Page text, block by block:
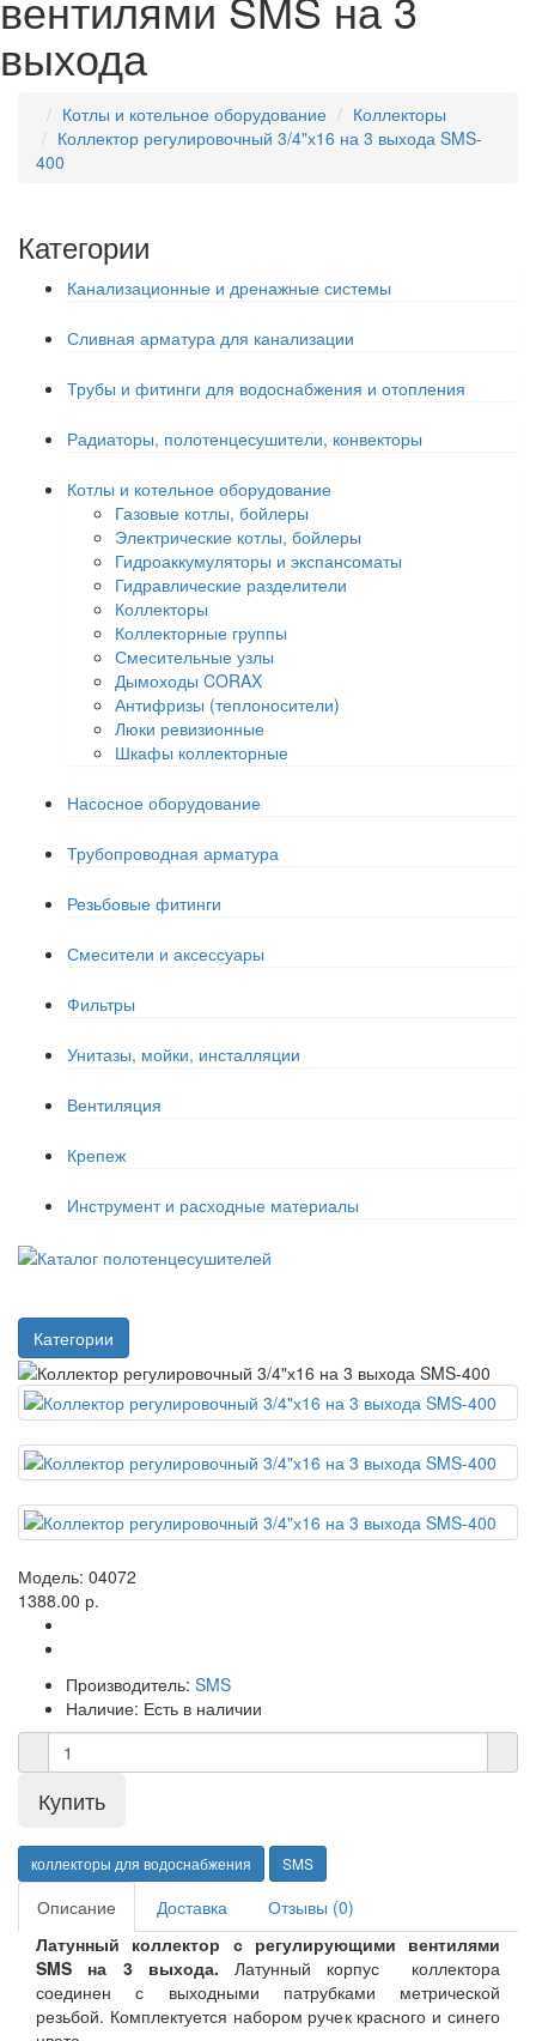
выхода
Котлы и котельное оборудование
Коллекторы
Коллектор регулировочный 3/4"х16 на 3 выхода SMS-
400
Категории
Канализационные и дренажные системы
Сливная арматура для канализации
Трубы и фитинги для водоснабжения и отопления
Радиаторы, полотенцесушители, конвекторы
Котлы и котельное оборудование
Газовые котлы, бойлеры
Электрические котлы, бойлеры
Гидроаккумуляторы и экспансоматы
Гидравлические разделители
Коллекторы
Коллекторные группы
Смесительные узлы
Дымоходы CORAX
Антифризы (теплоносители)
Люки ревизионные
Шкафы коллекторные
Насосное оборудование
Трубопроводная арматура
Резьбовые фитинги
Смесители и аксессуары
Фильтры
Унитазы, мойки, инсталляции
Вентиляция
Крепеж
Инструмент и расходные материалы
Категории
Модель: 04072
1388.00 р.
Производитель: SMS
Наличие: Есть в наличии
коллекторы для водоснабжения SMS
Описание Доставка
Отзывы (0)
Латунный коллектор с регулирующими вентилями
SMS на 3 выхода. Латунный корпус коллектора
соединен с выходными патрубками метрической
резьбой. Комплектуется набором ручек красного и синего